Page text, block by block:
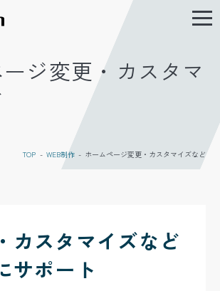
北九州ホームページ制作・WEBシス
ジ変更・カスタマ
TOP WEB制作 ホームページ変更・カスタマイズなど
カスタマイズなど
サポート